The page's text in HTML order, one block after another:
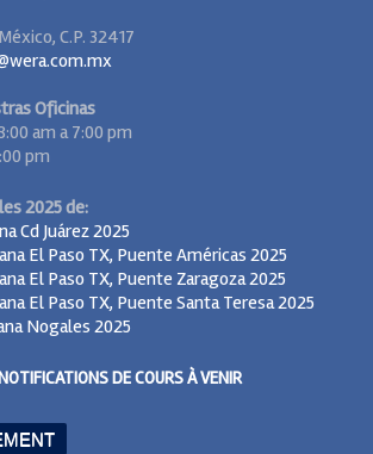
C.P. 32417
Oficinas
am a 7:00 pm
pm
2025 de:
Cd Juárez 2025
El Paso TX, Puente Américas 2025
El Paso TX, Puente Zaragoza 2025
El Paso TX, Puente Santa Teresa 2025
Nogales 2025
DE COURS À VENIR